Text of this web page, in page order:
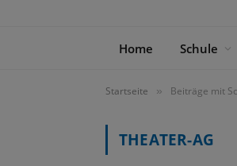
Home Schule
Startseite » Beiträge mit
THEATER-AG